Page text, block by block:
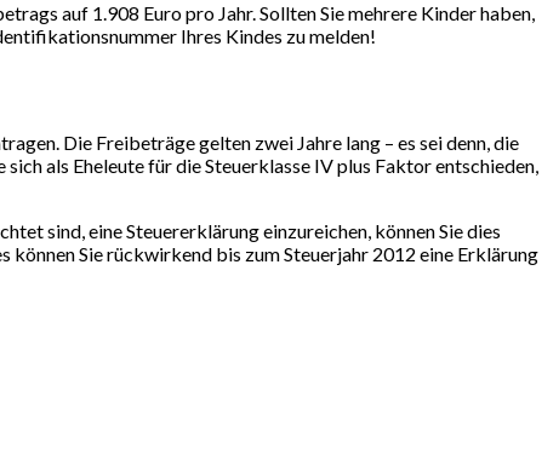
auf 1.908 Euro pro Jahr. Sollten Sie mehrere Kinder haben,
Ihres Kindes zu melden!
Die Freibeträge gelten zwei Jahre lang – es sei denn, die
als Eheleute für die Steuerklasse IV plus Faktor entschieden,
sind, eine Steuererklärung einzureichen, können Sie dies
Sie rückwirkend bis zum Steuerjahr 2012 eine Erklärung